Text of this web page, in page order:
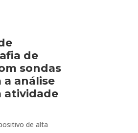
de
sondas
a análise
atividade
de alta